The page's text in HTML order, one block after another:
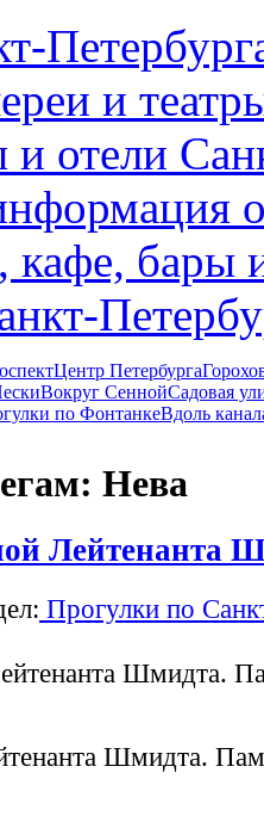
и
отели
кафе, бары
Центр Петербурга
Вокруг СеннойСадовая
по ФонтанкеВдоль
Нева
Лейтенанта
Прогулки по
Шмидта.